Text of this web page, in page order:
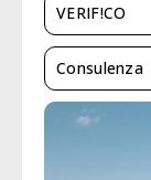
VERIF!CO
Consulenza